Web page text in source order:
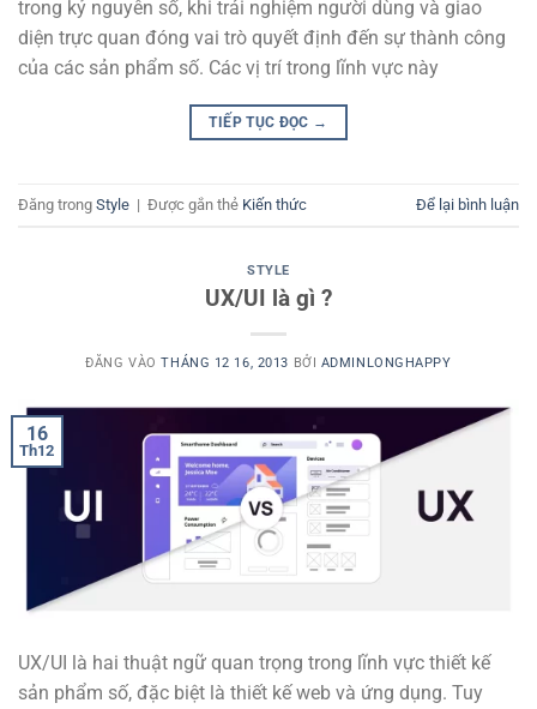
trong kỷ nguyên số, khi trải nghiệm người dùng và giao
diện trực quan đóng vai trò quyết định đến sự thành công
của các sản phẩm số. Các vị trí trong lĩnh vực này
TIẾP TỤC ĐỌC →
Đăng trong Style | Được gắn thẻ Kiến thức Để lại bình luận
STYLE
UX/UI là gì ?
ĐĂNG VÀOTHÁNG 12 16, 2013 BỞI ADMINLONGHAPPY
16
Th12
UX/UI là hai thuật ngữ quan trọng trong lĩnh vực thiết kế
sản phẩm số, đặc biệt là thiết kế web và ứng dụng. Tuy